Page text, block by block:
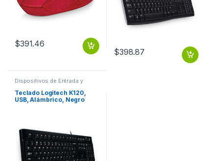
$391.46
$398.87
Dispositivos de Entrada y
Salida Teclados y Keypads
Teclado Logitech K120,
USB, Alámbrico, Negro